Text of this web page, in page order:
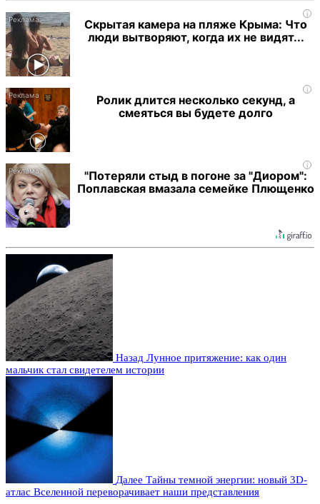
i
Скрытая камера на пляже Крыма: Что
люди вытворяют, когда их не видят...
i
Ролик длится несколько секунд, а
смеяться вы будете долго
i
"Потеряли стыд в погоне за "Диором":
Поплавская вмазала семейке Плющенко
Назад Лунное притяжение: как один
мальчик стал свидетелем истории
Далее Тайны темной энергии: новый 3D-
атлас Вселенной переворачивает наши представления